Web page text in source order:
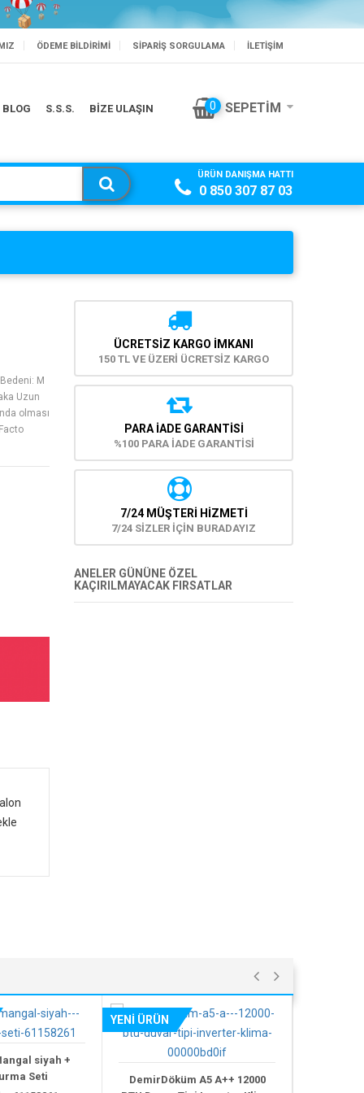
ÖDEME BILDIRIMI SIPARIŞ SORGULAMA İLETİŞİM
BLOG S.S.S. BİZE ULAŞIN 0 SEPETIM
ÜRÜN DANIŞMA HATTI
0 850 307 87 03
M
Uzun
olması
ÜCRETSIZ KARGO İMKANI
150 TL VE ÜZERİ ÜCRETSİZ KARGO
PARA İADE GARANTISI
%100 PARA İADE GARANTİSİ
7/24 MÜŞTERİ HİZMETİ
7/24 SİZLER İÇİN BURADAYIZ
ANELER GÜNÜNE ÖZEL
KAÇIRILMAYACAK FIRSATLAR
siyah +
Seti
YENİ ÜRÜN
DemirDöküm A5 A++ 12000